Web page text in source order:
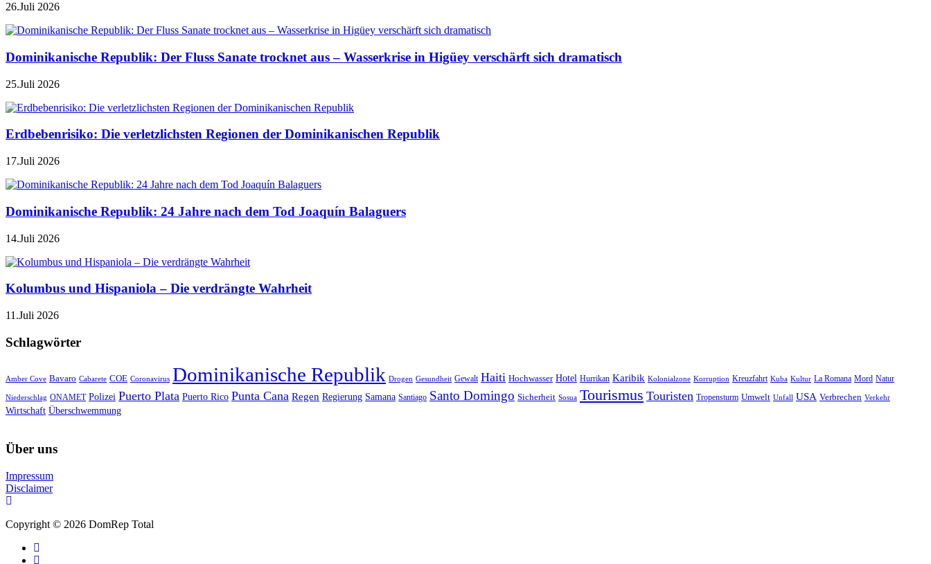
26.Juli 2026
Dominikanische Republik: Der Fluss Sanate trocknet aus – Wasserkrise in Higüey verschärft sich dramatisch
25.Juli 2026
Erdbebenrisiko: Die verletzlichsten Regionen der Dominikanischen Republik
17.Juli 2026
Dominikanische Republik: 24 Jahre nach dem Tod Joaquín Balaguers
14.Juli 2026
Kolumbus und Hispaniola – Die verdrängte Wahrheit
11.Juli 2026
Schlagwörter
Amber Cove Bavaro Cabarete COE Coronavirus Dominikanische Republik Drogen Gesundheit Gewalt Haiti Hochwasser Hotel Hurrikan Karibik Kolonialzone Korruption Kreuzfahrt Kuba Kultur La Romana Mord Natur
Niederschlag ONAMET Polizei Puerto Plata Puerto Rico Punta Cana Regen Regierung Samana Santiago Santo Domingo Sicherheit Sosua Tourismus Touristen Tropensturm Umwelt Unfall USA Verbrechen Verkehr
Wirtschaft Überschwemmung
Über uns
Impressum
Disclaimer
Copyright © 2026 DomRep Total